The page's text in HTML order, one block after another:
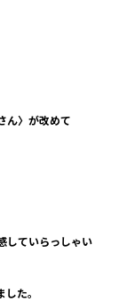
ん〉が改めて
していらっしゃい
た。